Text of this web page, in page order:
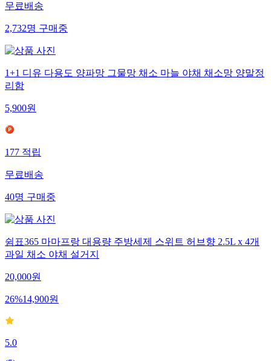
무료배송
2,732명 구매중
1+1 디유 다용도 양파망 그물망 채소 마늘 야채 채소망 양말정
리함
5,900원
177 적립
무료배송
40명 구매중
쉼표365 마마프랑 대용량 주방세제 스위트 허브향 2.5L x 4개
과일 채소 야채 설거지
20,000원
26%14,900원
5.0